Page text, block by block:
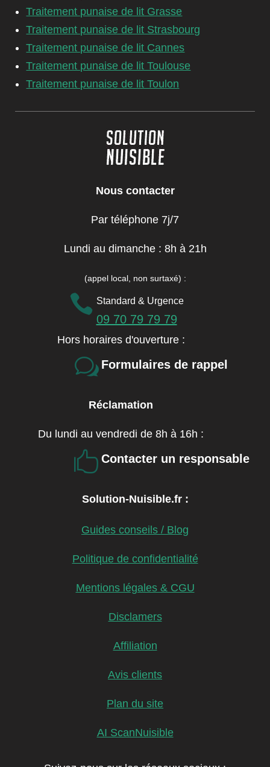
Traitement punaise de lit Grasse
Traitement punaise de lit Strasbourg
Traitement punaise de lit Cannes
Traitement punaise de lit Toulouse
Traitement punaise de lit Toulon
Nous contacter
Par téléphone 7j/7
Lundi au dimanche : 8h à 21h
(appel local, non surtaxé) :
 Standard & Urgence
09 70 79 79 79
Hors horaires d'ouverture :
w Formulaires de rappel
Réclamation
Du lundi au vendredi de 8h à 16h :
 Contacter un responsable
Solution-Nuisible.fr :
Guides conseils / Blog
Politique de confidentialité
Mentions légales & CGU
Disclamers
Affiliation
Avis clients
Plan du site
AI ScanNuisible